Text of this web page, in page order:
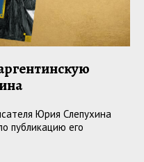
Юрия Слепухина
публикацию его